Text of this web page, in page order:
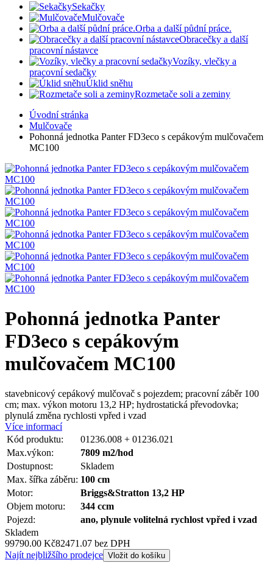
Sekačky
Mulčovače
Orba a další půdní práce.
Obracečky a další
pracovní nástavce
Vozíky, vlečky a
pracovní sedačky
Úklid sněhu
Rozmetače soli a zeminy
Úvodní stránka
Mulčovače
Pohonná jednotka Panter FD3eco s cepákovým mulčovačem
MC100
Pohonná jednotka Panter
FD3eco s cepákovým
mulčovačem MC100
stavebnicový cepákový mulčovač s pojezdem; pracovní záběr 100
cm; max. výkon motoru 13,2 HP; hydrostatická převodovka;
plynulá změna rychlosti vpřed i vzad
Více informací
Kód produktu:
01236.008 + 01236.021
Max.výkon:
7809 m2/hod
Dostupnost:
Skladem
Max. šířka záběru: 100 cm
Motor:
Briggs&Stratton 13,2 HP
Objem motoru:
344 ccm
Pojezd:
ano, plynule volitelná rychlost vpřed i vzad
Skladem
99790.00 Kč82471.07 bez DPH
Najít nejbližšího prodejce Vložit do košíku